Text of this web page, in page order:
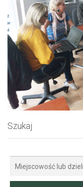
Szukaj